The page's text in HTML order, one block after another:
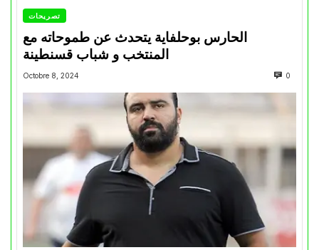
تصريحات
الحارس بوحلفاية يتحدث عن طموحاته مع
المنتخب و شباب قسنطينة
Octobre 8, 2024 0